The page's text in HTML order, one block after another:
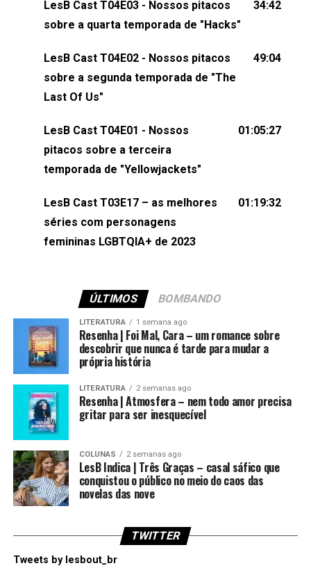
comentários, perguntas ou qualquer outra coisa,
nos envie uma mensagem pelas redes sociais ou
esqueça de visitar nosso site e também redes
sociais:Twitter: ⁠⁠⁠⁠@lesbout_br⁠⁠⁠⁠ Instagram: ⁠⁠⁠⁠@lesbout_br⁠⁠⁠⁠
(⁠⁠⁠⁠⁠⁠@KarolenPassos⁠⁠⁠⁠⁠⁠)Participação de Bruna Fentanes
(⁠⁠⁠⁠@brunarfentanes⁠⁠⁠⁠) e Pollyelly FlorêncioEdição de
Naiady Machado
LesB Cast T04E03 - Nossos pitacos
sobre a quarta temporada de "Hacks"
34:42
LesB Cast T04E02 - Nossos pitacos
sobre a segunda temporada de "The
Last Of Us"
49:04
LesB Cast T04E01 - Nossos
pitacos sobre a terceira
temporada de "Yellowjackets"
01:05:27
LesB Cast T03E17 – as melhores
séries com personagens
femininas LGBTQIA+ de 2023
01:19:32
ÚLTIMOS BOMBANDO
LITERATURA 1 semana ago
Resenha | Foi Mal, Cara – um romance sobre
descobrir que nunca é tarde para mudar a
própria história
LITERATURA 2 semanas ago
Resenha | Atmosfera – nem todo amor precisa
gritar para ser inesquecível
COLUNAS 2 semanas ago
LesB Indica | Três Graças – casal sáfico que
conquistou o público no meio do caos das
novelas das nove
TWITTER
Tweets by lesbout_br